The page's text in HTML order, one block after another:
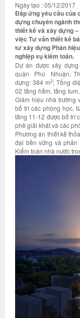
Ngày tạo : 05/12/2017
Đáp ứng yêu cầu của
dựng chuyên ngành
thiết kế và xây dựng
việc Tư vấn thiết kế
tư xây dựng Phân
nghiệp vụ kiểm toán.
Dự án được xây
quận Phú Nhuận,
dựng: 384 m2; Tổng
02 tầng hầm, tầng
Giám hiệu nhà trường
bố trí các phòng học,
tầng 11-12 được bố trí
phê giải khát và các
Phương án thiết kế
đại bền vững và phản
Kiểm toán nhà nước